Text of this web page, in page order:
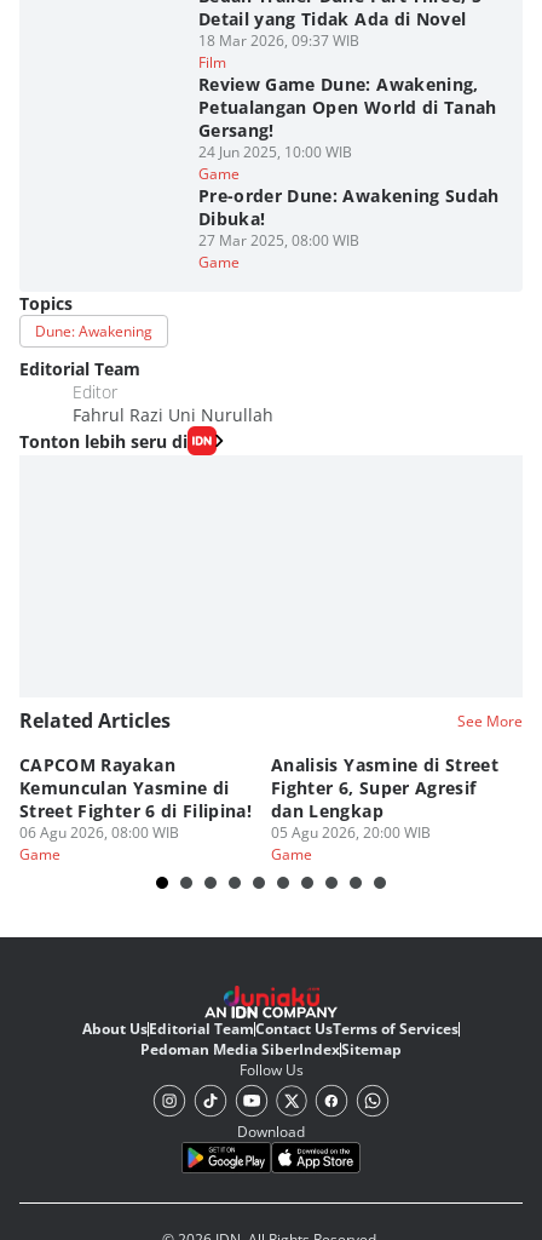
Detail yang Tidak Ada di Novel
18 Mar 2026, 09:37 WIB
Film
Review Game Dune: Awakening,
Petualangan Open World di Tanah
Gersang!
24 Jun 2025, 10:00 WIB
Game
Pre-order Dune: Awakening Sudah
Dibuka!
27 Mar 2025, 08:00 WIB
Game
Topics
Dune: Awakening
Editorial Team
Editor
Fahrul Razi Uni Nurullah
Tonton lebih seru di
Related Articles See More
CAPCOM Rayakan
Kemunculan Yasmine di
Street Fighter 6 di Filipina!
06 Agu 2026, 08:00 WIB
Game
Analisis Yasmine di Street
Fighter 6, Super Agresif
dan Lengkap
05 Agu 2026, 20:00 WIB
Game
About UsEditorial TeamContact UsTerms of Services
Pedoman Media SiberIndexSitemap
Follow Us
Download